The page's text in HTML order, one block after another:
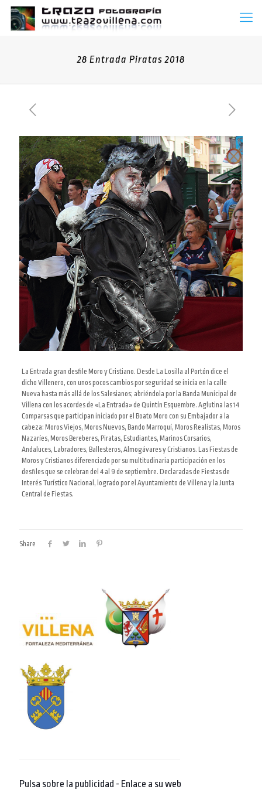
28 Entrada Piratas 2018
La Entrada gran desfile Moro y Cristiano. Desde La Losilla al Portón dice el
dicho Villenero, con unos pocos cambios por seguridad se inicia en la calle
Nueva hasta más allá de los Salesianos; abriéndola por la Banda Municipal de
Villena con los acordes de «La Entrada» de Quintín Esquembre. Aglutina las 14
Comparsas que participan iniciado por el Boato Moro con su Embajador a la
cabeza: Moros Viejos, Moros Nuevos, Bando Marroquí, Moros Realistas, Moros
Nazaríes, Moros Bereberes, Piratas, Estudiantes, Marinos Corsarios,
Andaluces, Labradores, Ballesteros, Almogávares y Cristianos. Las Fiestas de
Moros y Cristianos diferenciado por su multitudinaria participación en los
desfiles que se celebran del 4 al 9 de septiembre. Declaradas de Fiestas de
Interés Turístico Nacional, logrado por el Ayuntamiento de Villena y la Junta
Central de Fiestas.
Share
Pulsa sobre la publicidad - Enlace a su web